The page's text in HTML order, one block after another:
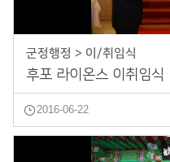
군정행정 > 이/취임식
후포 라이온스 이취임식
2016-06-22